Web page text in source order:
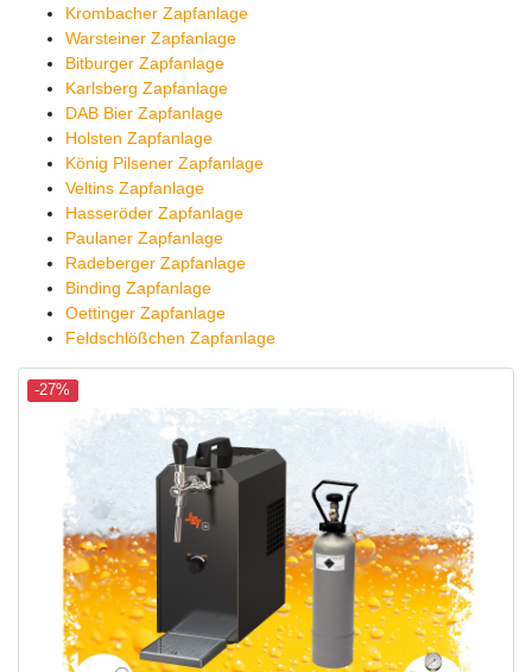
Krombacher Zapfanlage
Warsteiner Zapfanlage
Bitburger Zapfanlage
Karlsberg Zapfanlage
DAB Bier Zapfanlage
Holsten Zapfanlage
König Pilsener Zapfanlage
Veltins Zapfanlage
Hasseröder Zapfanlage
Paulaner Zapfanlage
Radeberger Zapfanlage
Binding Zapfanlage
Oettinger Zapfanlage
Feldschlößchen Zapfanlage
-27%